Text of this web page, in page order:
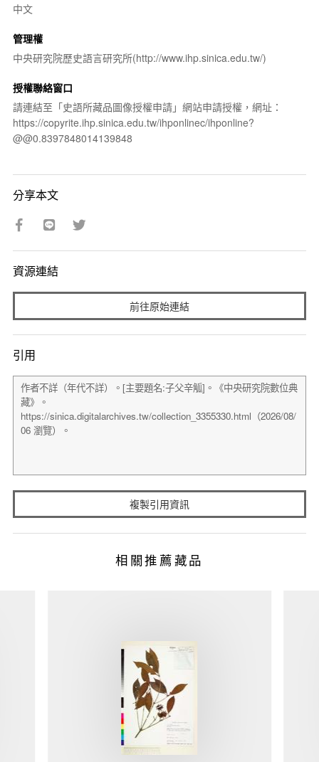
中文
管理權
中央研究院歷史語言研究所(http://www.ihp.sinica.edu.tw/)
授權聯絡窗口
請連結至「史語所藏品圖像授權申請」網站申請授權，網址：
https://copyrite.ihp.sinica.edu.tw/ihponlinec/ihponline?
@@0.8397848014139848
分享本文
資源連結
前往原始連結
引用
複製引用資訊
相關推薦藏品